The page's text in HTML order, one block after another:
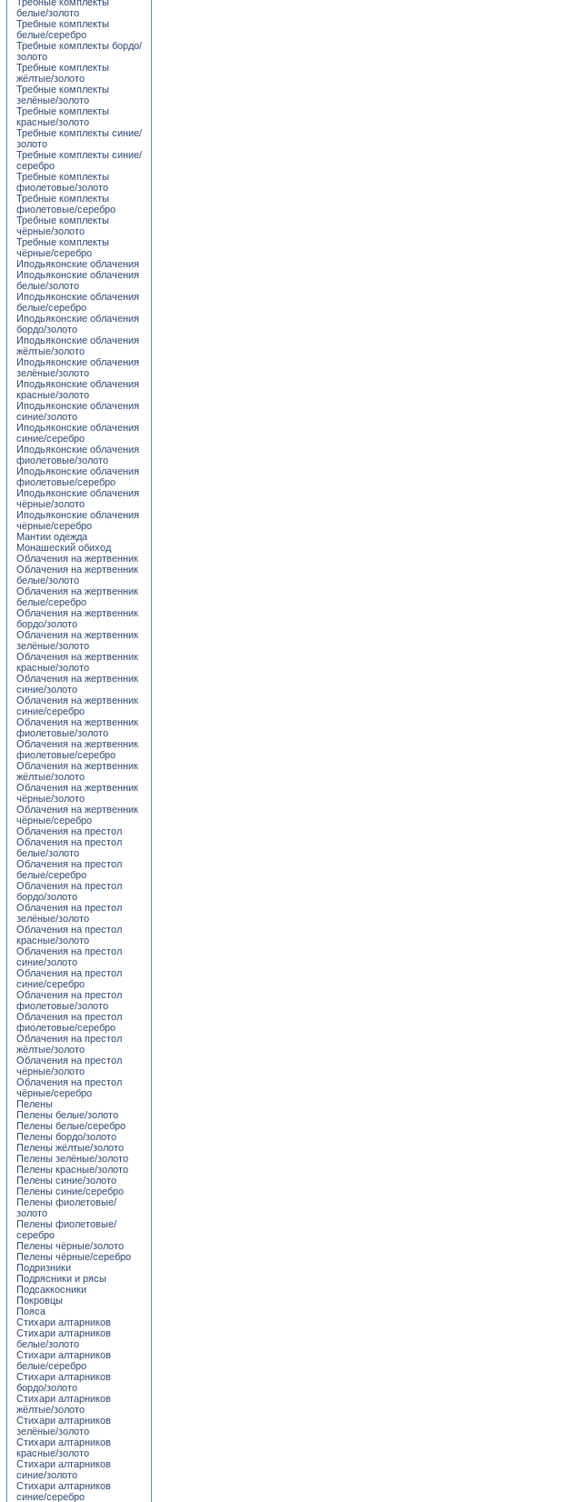
белые/золото
Требные комплекты
белые/серебро
Требные комплекты бордо/
золото
Требные комплекты
жёлтые/золото
Требные комплекты
зелёные/золото
Требные комплекты
красные/золото
Требные комплекты синие/
золото
Требные комплекты синие/
серебро
Требные комплекты
фиолетовые/золото
Требные комплекты
фиолетовые/серебро
Требные комплекты
чёрные/золото
Требные комплекты
чёрные/серебро
Иподьяконские облачения
Иподьяконские облачения
белые/золото
Иподьяконские облачения
белые/серебро
Иподьяконские облачения
бордо/золото
Иподьяконские облачения
жёлтые/золото
Иподьяконские облачения
зелёные/золото
Иподьяконские облачения
красные/золото
Иподьяконские облачения
синие/золото
Иподьяконские облачения
синие/серебро
Иподьяконские облачения
фиолетовые/золото
Иподьяконские облачения
фиолетовые/серебро
Иподьяконские облачения
чёрные/золото
Иподьяконские облачения
чёрные/серебро
Мантии одежда
Монашеский обиход
Облачения на жертвенник
Облачения на жертвенник
белые/золото
Облачения на жертвенник
белые/серебро
Облачения на жертвенник
бордо/золото
Облачения на жертвенник
зелёные/золото
Облачения на жертвенник
красные/золото
Облачения на жертвенник
синие/золото
Облачения на жертвенник
синие/серебро
Облачения на жертвенник
фиолетовые/золото
Облачения на жертвенник
фиолетовые/серебро
Облачения на жертвенник
жёлтые/золото
Облачения на жертвенник
чёрные/золото
Облачения на жертвенник
чёрные/серебро
Облачения на престол
Облачения на престол
белые/золото
Облачения на престол
белые/серебро
Облачения на престол
бордо/золото
Облачения на престол
зелёные/золото
Облачения на престол
красные/золото
Облачения на престол
синие/золото
Облачения на престол
синие/серебро
Облачения на престол
фиолетовые/золото
Облачения на престол
фиолетовые/серебро
Облачения на престол
жёлтые/золото
Облачения на престол
чёрные/золото
Облачения на престол
чёрные/серебро
Пелены
Пелены белые/золото
Пелены белые/серебро
Пелены бордо/золото
Пелены жёлтые/золото
Пелены зелёные/золото
Пелены красные/золото
Пелены синие/золото
Пелены синие/серебро
Пелены фиолетовые/
золото
Пелены фиолетовые/
серебро
Пелены чёрные/золото
Пелены чёрные/серебро
Подризники
Подрясники и рясы
Подсаккосники
Покровцы
Пояса
Стихари алтарников
Стихари алтарников
белые/золото
Стихари алтарников
белые/серебро
Стихари алтарников
бордо/золото
Стихари алтарников
жёлтые/золото
Стихари алтарников
зелёные/золото
Стихари алтарников
красные/золото
Стихари алтарников
синие/золото
Стихари алтарников
синие/серебро